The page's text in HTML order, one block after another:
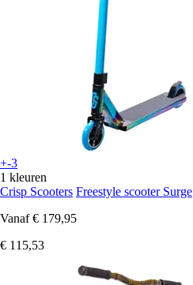
+-3
1 kleuren
Crisp Scooters Freestyle scooter Surge
Vanaf € 179,95
€ 115,53